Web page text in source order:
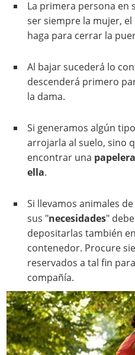
La primera persona en
ser siempre la mujer,
haga para cerrar la
Al bajar sucederá lo
descenderá primero
la dama.
Si generamos algún
arrojarla al suelo, sino
encontrar una
ella.
Si llevamos animales
sus "necesidades"
depositarlas también
contenedor. Procure
reservados a tal fin
compañía.